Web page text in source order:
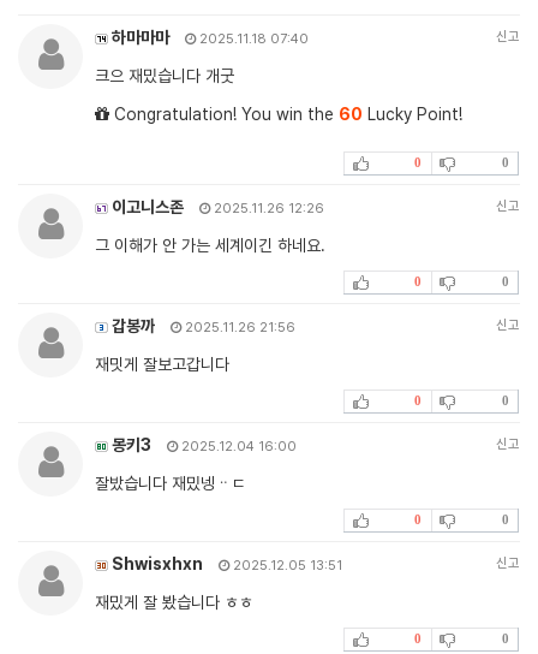
하마마마 2025.11.18 07:40 신고
크으 재밌습니다 개굿
Congratulation! You win the 60 Lucky Point!
0 0
이고니스존 2025.11.26 12:26 신고
그 이해가 안 가는 세계이긴 하네요.
0 0
갑봉까 2025.11.26 21:56 신고
재밋게 잘보고갑니다
0 0
몽키3 2025.12.04 16:00 신고
잘밨습니다 재밌넹ᆢㄷ
0 0
Shwisxhxn 2025.12.05 13:51 신고
재밌게 잘 봤습니다 ㅎㅎ
0 0